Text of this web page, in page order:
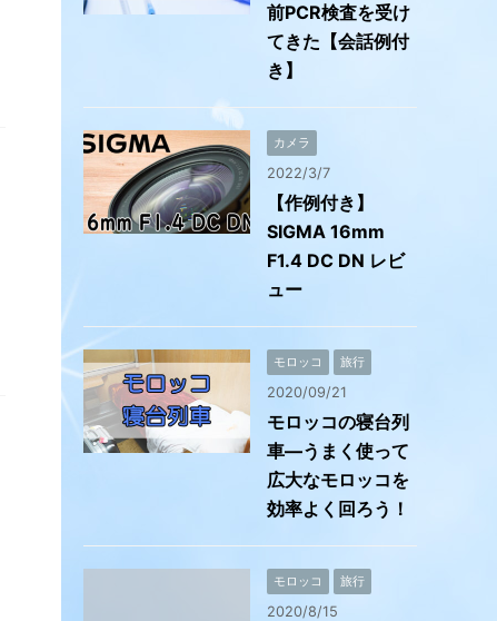
前PCR検査を受け
てきた【会話例付
き】
カメラ
2022/3/7
【作例付き】
SIGMA 16mm
F1.4 DC DN レビ
ュー
モロッコ 旅行
2020/09/21
モロッコの寝台列
車―うまく使って
広大なモロッコを
効率よく回ろう！
モロッコ 旅行
2020/8/15